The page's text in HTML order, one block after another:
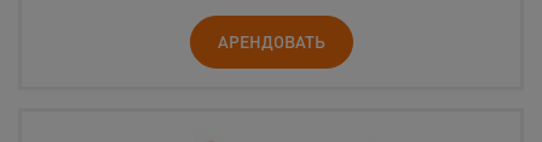
АРЕНДОВАТЬ